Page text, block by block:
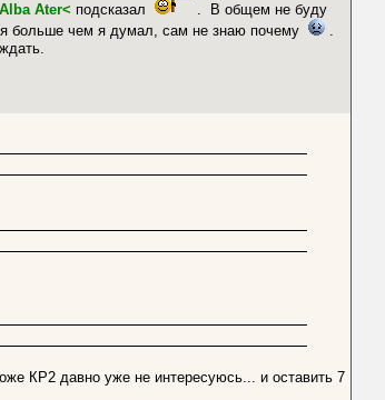
Ater< подсказал
. В общем не буду
больше чем я думал, сам не знаю почему
.
КР2 давно уже не интересуюсь... и оставить 7